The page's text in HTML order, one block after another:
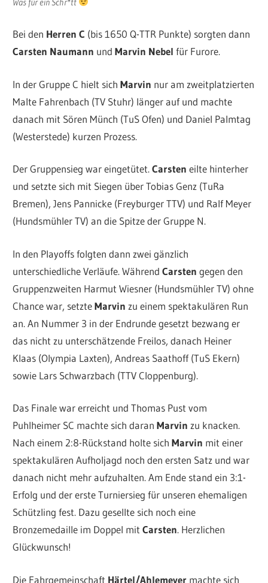
Bei den Herren C (bis 1650 Q-TTR Punkte) sorgten dann
Carsten Naumann undMarvin Nebel für Furore.
In der Gruppe C hielt sichMarvin nur am zweitplatzierten
Malte Fahrenbach (TV Stuhr) länger auf und machte
danach mit Sören Münch (TuS Ofen) und Daniel Palmtag
(Westerstede) kurzen Prozess.
Der Gruppensieg war eingetütet.Carsten eilte hinterher
und setzte sich mit Siegen über Tobias Genz (TuRa
Bremen), Jens Pannicke (Freyburger TTV) und Ralf Meyer
(Hundsmühler TV) an die Spitze der Gruppe N.
In den Playoffs folgten dann zwei gänzlich
unterschiedliche Verläufe. WährendCarsten gegen den
Gruppenzweiten Harmut Wiesner (Hundsmühler TV) ohne
Chance war, setzteMarvin zu einem spektakulären Run
an. An Nummer 3 in der Endrunde gesetzt bezwang er
das nicht zu unterschätzende Freilos, danach Heiner
Klaas (Olympia Laxten), Andreas Saathoff (TuS Ekern)
sowie Lars Schwarzbach (TTV Cloppenburg).
Das Finale war erreicht und Thomas Pust vom
Puhlheimer SC machte sich daranMarvin zu knacken.
Nach einem 2:8-Rückstand holte sichMarvin mit einer
spektakulären Aufholjagd noch den ersten Satz und war
danach nicht mehr aufzuhalten. Am Ende stand ein 3:1-
Erfolg und der erste Turniersieg für unseren ehemaligen
Schützling fest. Dazu gesellte sich noch eine
Bronzemedaille im Doppel mitCarsten. Herzlichen
Glückwunsch!
Die Fahrgemeinschaft Härtel/Ahlemeyer machte sich